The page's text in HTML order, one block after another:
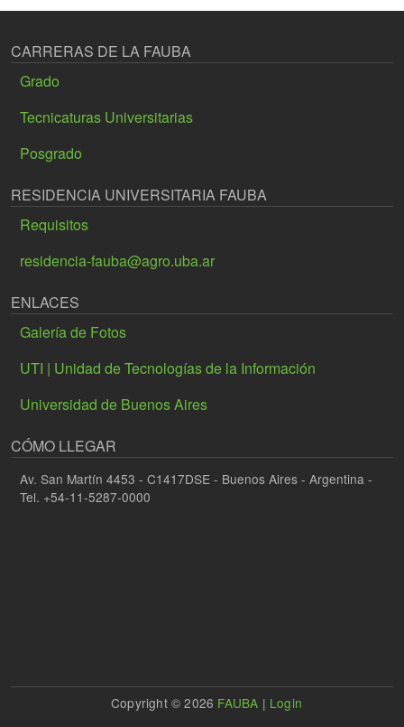
CARRERAS DE LA FAUBA
Grado
Tecnicaturas Universitarias
Posgrado
RESIDENCIA UNIVERSITARIA FAUBA
Requisitos
residencia-fauba@agro.uba.ar
ENLACES
Galería de Fotos
UTI | Unidad de Tecnologías de la Información
Universidad de Buenos Aires
CÓMO LLEGAR
Av. San Martín 4453 - C1417DSE - Buenos Aires - Argentina -
Tel. +54-11-5287-0000
Copyright © 2026 FAUBA | Login